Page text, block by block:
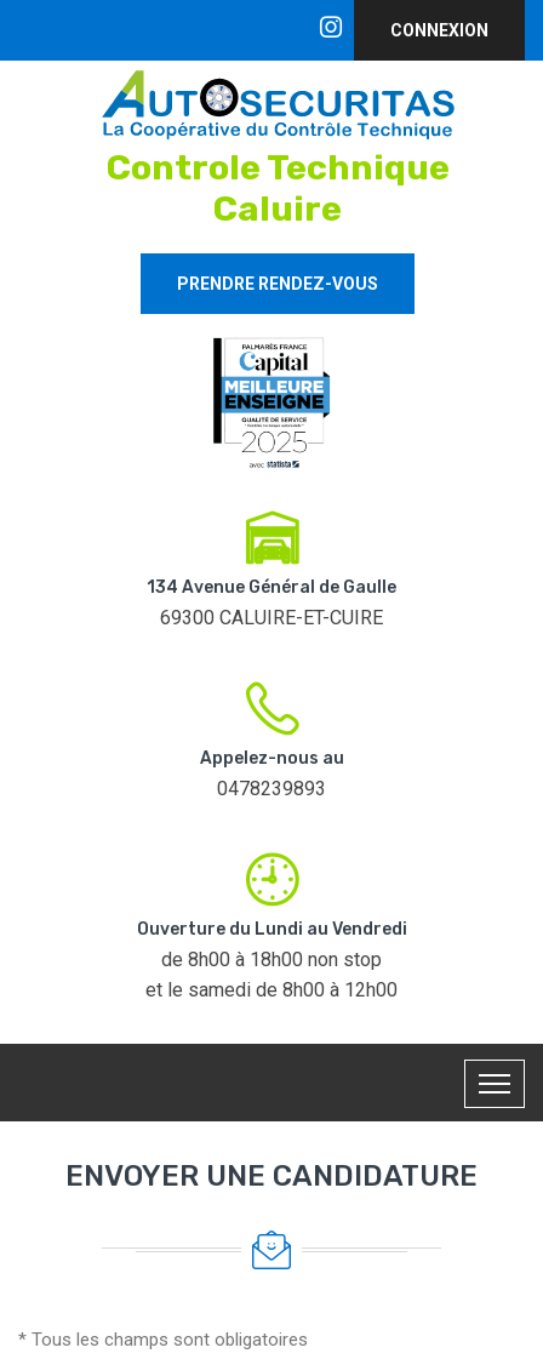
CONNEXION
Controle Technique
Caluire
PRENDRE RENDEZ-VOUS
134 Avenue Général de Gaulle
69300 CALUIRE-ET-CUIRE
Appelez-nous au
0478239893
Ouverture du Lundi au Vendredi
de 8h00 à 18h00 non stop
et le samedi de 8h00 à 12h00
ENVOYER UNE CANDIDATURE
* Tous les champs sont obligatoires